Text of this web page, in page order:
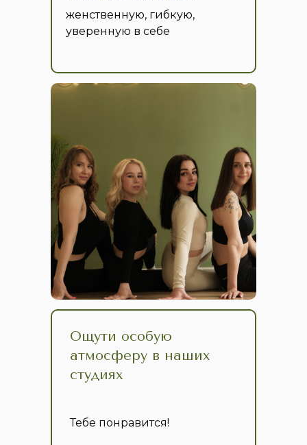
женственную, гибкую,
уверенную в себе
Ощути особую
атмосферу в наших
студиях
Тебе понравится!